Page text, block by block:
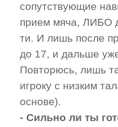
сопутствующие
прием мяча, ЛИБО
ти. И лишь после
до 17, и дальше
Повторюсь, лишь
игроку с низким
основе).
- Сильно ли ты